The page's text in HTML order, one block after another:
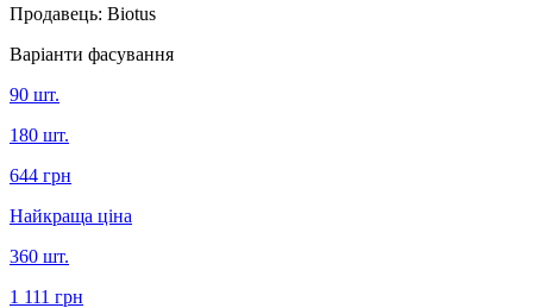
Продавець: Biotus
Варіанти фасування
90 шт.
180 шт.
644 грн
Найкраща ціна
360 шт.
1 111 грн